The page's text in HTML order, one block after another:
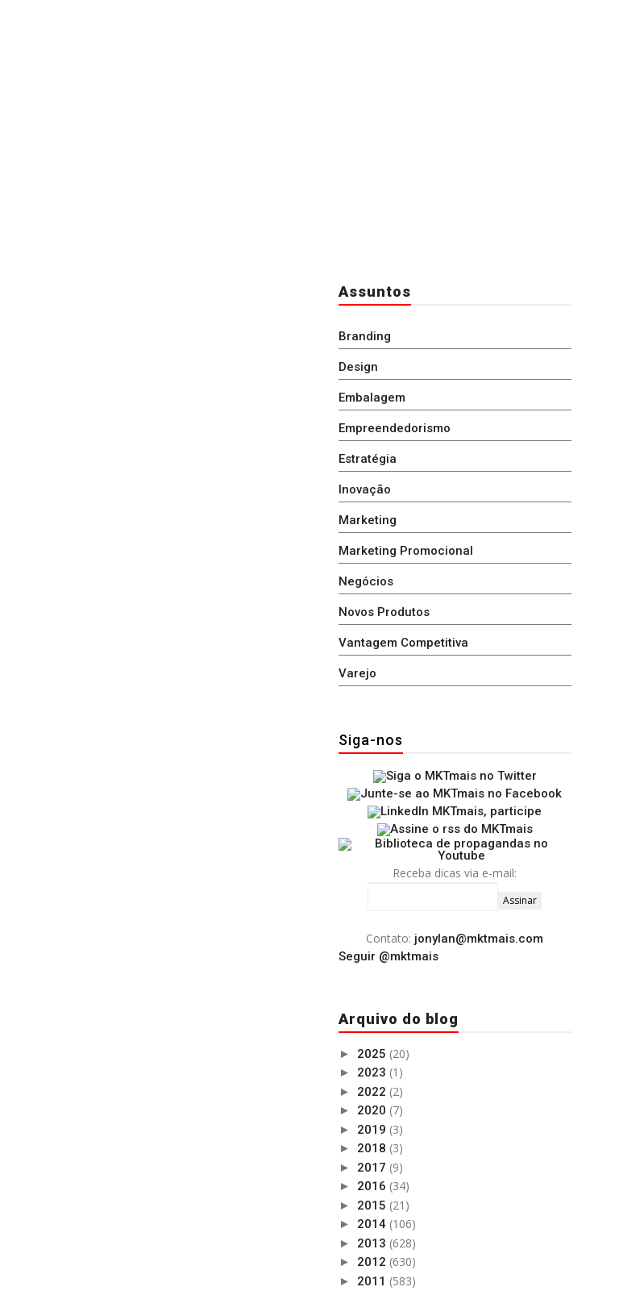
Assuntos
Branding
Design
Embalagem
Empreendedorismo
Estratégia
Inovação
Marketing
Marketing Promocional
Negócios
Novos Produtos
Vantagem Competitiva
Varejo
Siga-nos
Receba dicas via e-mail:
Contato: jonylan@mktmais.com
Seguir @mktmais
Arquivo do blog
► 2025 (20)
► 2023 (1)
► 2022 (2)
► 2020 (7)
► 2019 (3)
► 2018 (3)
► 2017 (9)
► 2016 (34)
► 2015 (21)
► 2014 (106)
► 2013 (628)
► 2012 (630)
► 2011 (583)